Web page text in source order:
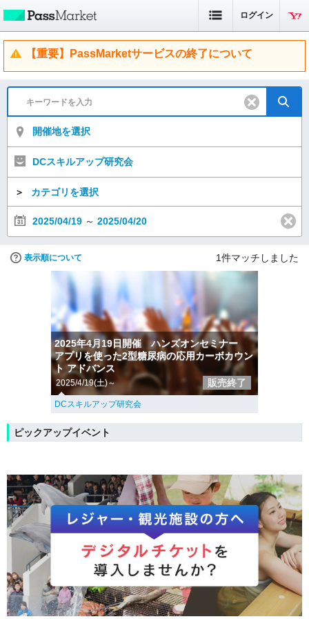
ログイン
【重要】PassMarketサービスの終了について
開催地を選択
DCスキルアップ研究会
＞ カテゴリを選択
2025/04/19 ～ 2025/04/20
表示順について 1件マッチしました
2025年4月19日開催 ハンズオンセミナー
アプリを使った2型糖尿病の応用カーボカウン
ト アドバンス
2025/4/19(土)～ 販売終了
DCスキルアップ研究会
ピックアップイベント